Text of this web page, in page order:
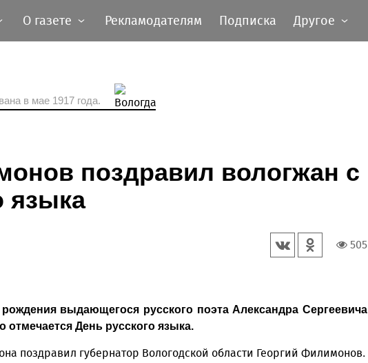
О газете Рекламодателям Подписка Другое
в мае 1917 года.
поздравил вологжан с
языка
505
выдающегося русского поэта Александра Сергеевича
День русского языка.
поздравил губернатор Вологодской области Георгий Филимонов.